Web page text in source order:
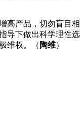
高产品，切勿盲目相
导下做出科学理性选
维权。（ 陶维）